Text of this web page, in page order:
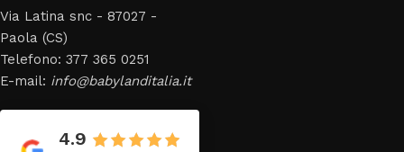
Via Latina snc - 87027 -
Paola (CS)
Telefono: 377 365 0251
E-mail: info@babylanditalia.it
4.9